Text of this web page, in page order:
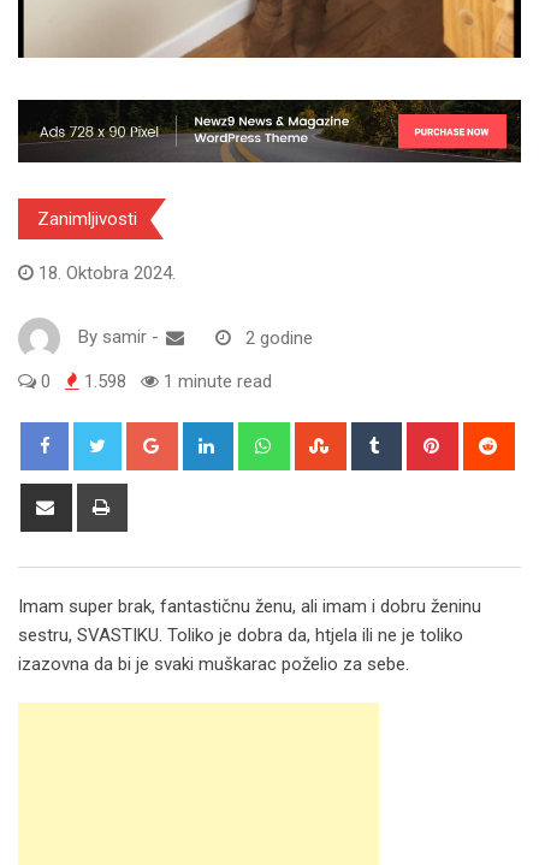
Zanimljivosti
18. Oktobra 2024.
By samir - 2 godine
0 1.598 1 minute read
Google+ LinkedIn WhatsappStumbleUpon
Tumblr Pinterest
Share
Imam super brak, fantastičnu ženu, ali imam i dobru ženinu
sestru, SVASTIKU. Toliko je dobra da, htjela ili ne je toliko
izazovna da bi je svaki muškarac poželio za sebe.